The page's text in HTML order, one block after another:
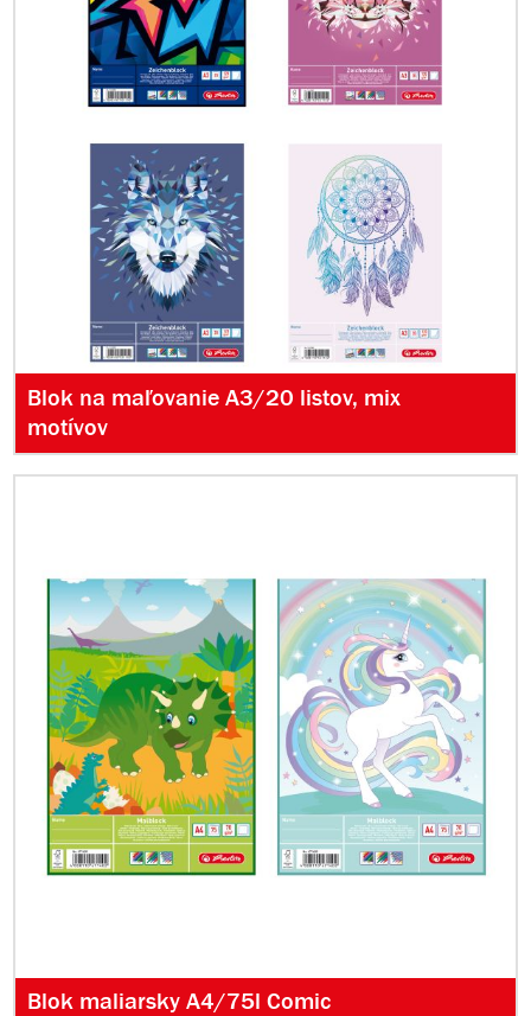
Blok na maľovanie A3/20 listov, mix
motívov
Blok maliarsky A4/75l Comic